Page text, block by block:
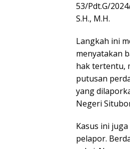
53/Pdt.G/
S.H., M.H.
Langkah ini
menyatakan
hak tertentu,
putusan
yang
Negeri
Kasus ini
pelapor.